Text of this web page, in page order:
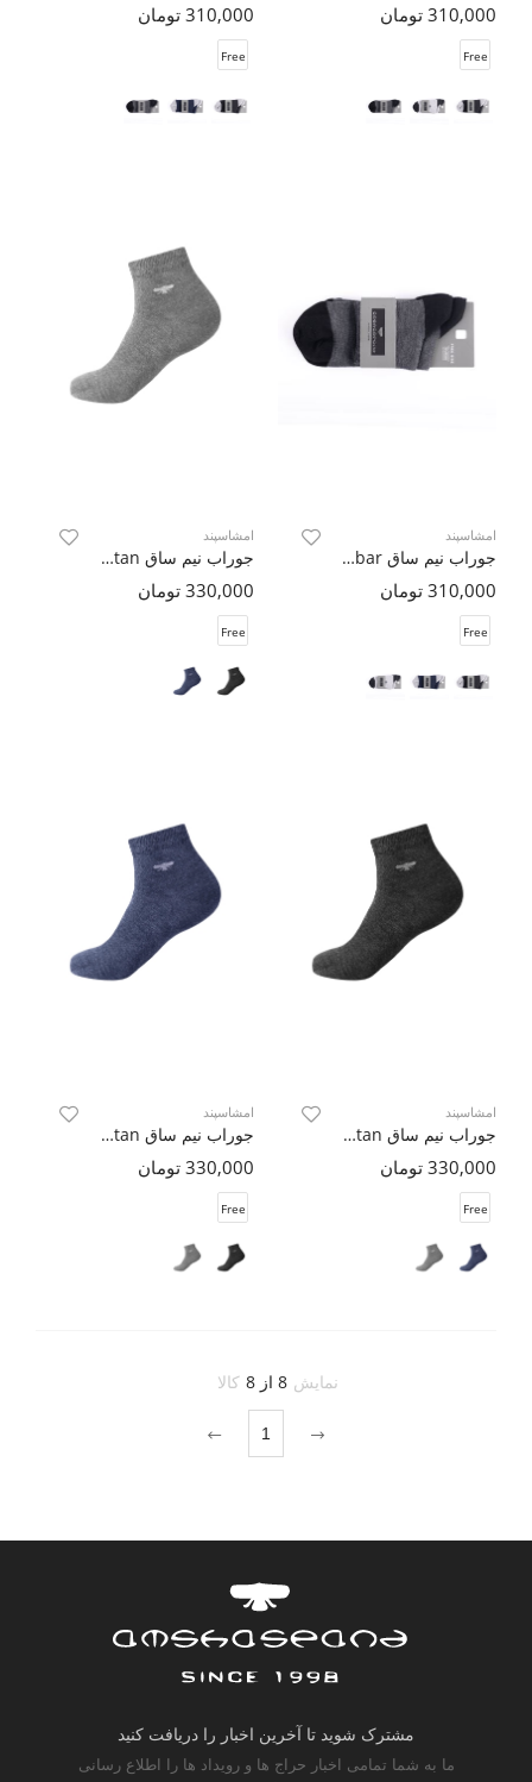
310,000 تومان
Free
310,000 تومان
Free
امشاسپند
جوراب نیم ساق Hobar ( دو جفت )
310,000 تومان
Free
امشاسپند
جوراب نیم ساق Artan ( دو جفت )
330,000 تومان
Free
امشاسپند
جوراب نیم ساق Artan ( دو جفت )
330,000 تومان
Free
امشاسپند
جوراب نیم ساق Artan ( دو جفت )
330,000 تومان
Free
نمایش 8 از 8 کالا
1
مشترک شوید تا آخرین اخبار را دریافت کنید
ما به شما تمامی اخبار حراج ها و رویداد ها را اطلاع رسانی